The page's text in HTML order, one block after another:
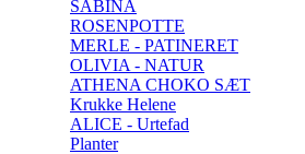
SABINA
ROSENPOTTE
MERLE - PATINERET
OLIVIA - NATUR
ATHENA CHOKO SÆT
Krukke Helene
ALICE - Urtefad
Planter